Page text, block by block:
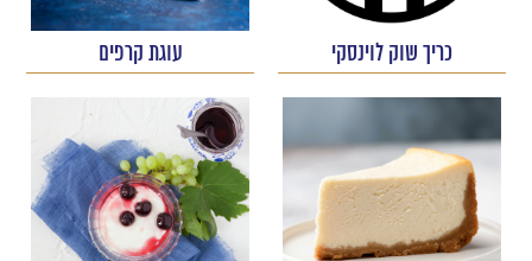
כריך שוק לוינסקי עוגת קרפים